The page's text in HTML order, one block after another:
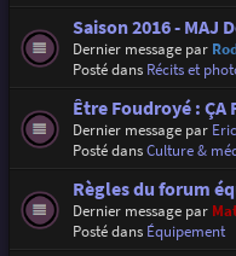
Saison 2016 - MAJ
Dernier message par
Posté dans Récits et
Être Foudroyé : ÇA
Dernier message par
Posté dansCulture &
Règles du forum
Dernier message par
Posté dans Équipement